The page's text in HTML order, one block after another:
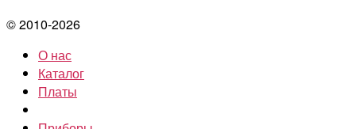
© 2010-2026
О нас
Каталог
Платы